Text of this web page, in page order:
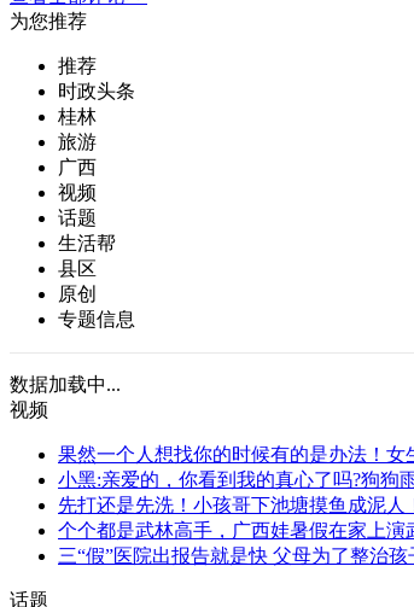
为您推荐
推荐
时政头条
桂林
旅游
广西
视频
话题
生活帮
县区
原创
专题信息
数据加载中...
视频
果然一个人想找你的时候有的是办法！
小黑:亲爱的，你看到我的真心了吗?狗狗
先打还是先洗！小孩哥下池塘摸鱼成泥
个个都是武林高手，广西娃暑假在家上演
三“假”医院出报告就是快 父母为了整治
话题